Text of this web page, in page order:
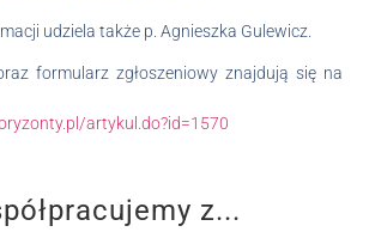
udziela także p. Agnieszka Gulewicz.
formularz zgłoszeniowy znajdują się na
artykul.do?id=1570
z...